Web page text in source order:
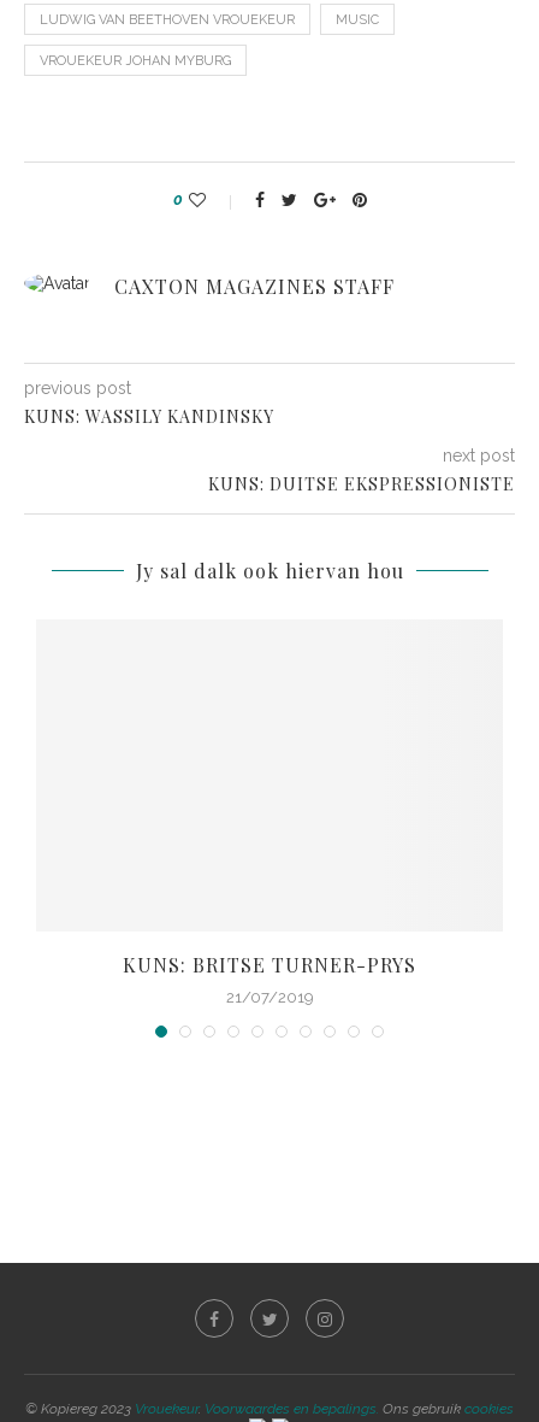
LUDWIG VAN BEETHOVEN VROUEKEUR MUSIC
VROUEKEUR JOHAN MYBURG
0
CAXTON MAGAZINES STAFF
previous post
KUNS: WASSILY KANDINSKY
next post
KUNS: DUITSE EKSPRESSIONISTE
Jy sal dalk ook hiervan hou
KUNS: BRITSE TURNER-PRYS
21/07/2019
© Kopiereg 2023 Vrouekeur. Voorwaardes en bepalings. Ons gebruik cookies